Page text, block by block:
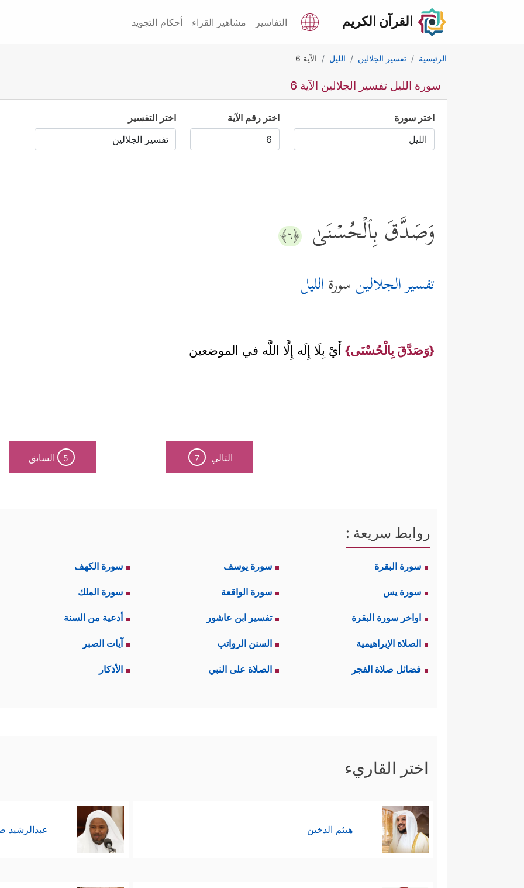
القرآن الكريم التفاسير مشاهير القراء أحكام التجويد
الرئيسية تفسير الجلالين الليل الآية 6
سورة الليل تفسير الجلالين الآية 6
اختر سورة اختر رقم الآية اختر التفسير
وَصَدَّقَ بِٱلۡحُسۡنَىٰ ﴿٦﴾
تفسير الجلالين سورةالليل
{وَصَدَّقَ بِالْحُسْنَى} أَيْ بِلَا إِلَه إِلَّا اللَّه في الموضعين
التالي 7
5 السابق
روابط سريعة :
سورة البقرة سورة يوسف سورة الكهف
سورة يس سورة الواقعة سورة الملك
اواخر سورة البقرة تفسير ابن عاشور أدعية من السنة
الصلاة الإبراهيمية السنن الرواتب آيات الصبر
فضائل صلاة الفجر الصلاة على النبي الأذكار
اختر القاريء
هيثم الدخين عبدالرشيد